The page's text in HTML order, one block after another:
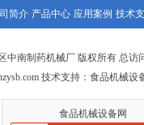
简介 产品中心 应用案例 技术
中南制药机械厂 版权所有 总访
技术支持：食品机械设
食品机械设备网